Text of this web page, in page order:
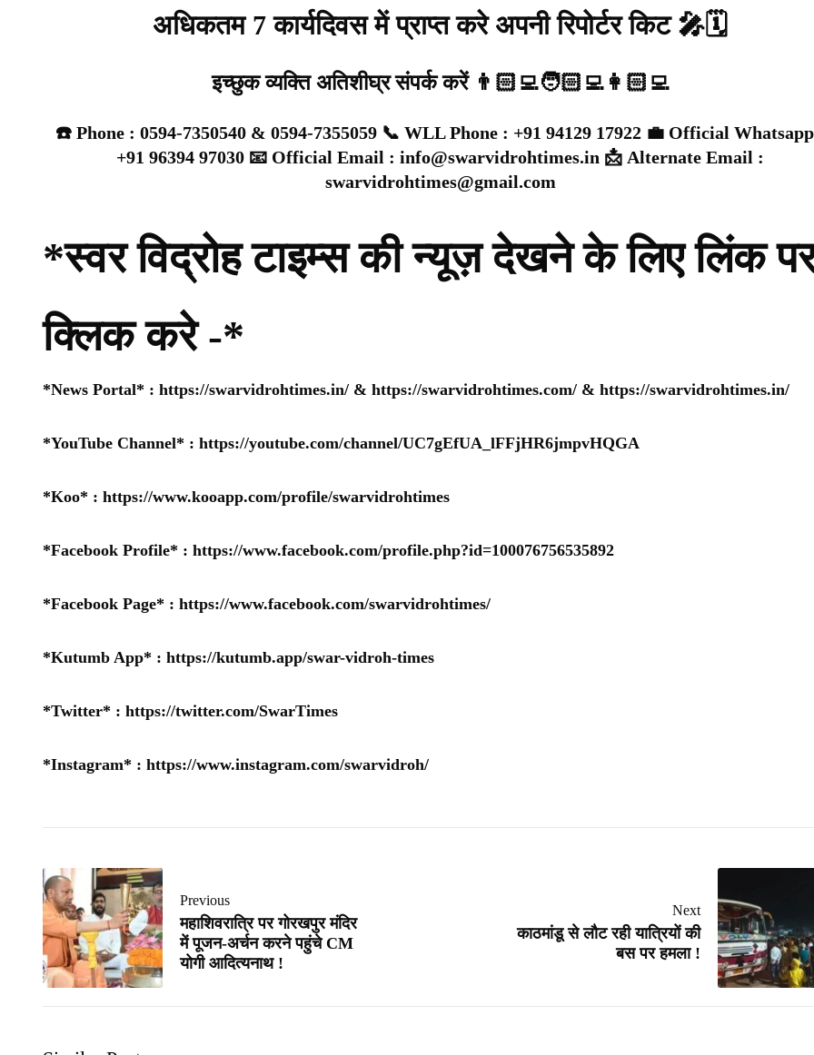
अधिकतम 7 कार्यदिवस में प्राप्त करे अपनी रिपोर्टर किट 🎤🗓️
इच्छुक व्यक्ति अतिशीघ्र संपर्क करें 👨🏻‍💻🧑🏻‍💻👩🏻‍💻
☎️ Phone : 0594-7350540 & 0594-7355059 📞 WLL Phone : +91 94129 17922 💼 Official
+91 96394 97030 📧 Official Email : info@swarvidrohtimes.in 📩 Alternate Email :
swarvidrohtimes@gmail.com
*स्वर विद्रोह टाइम्स की न्यूज़ देखने के लिए लिंक
क्लिक करे -*
*News Portal* : https://swarvidrohtimes.in/ & https://swarvidrohtimes.com/ & https://swarvidrohtimes.in/
*YouTube Channel* : https://youtube.com/channel/UC7gEfUA_lFFjHR6jmpvHQGA
*Koo* : https://www.kooapp.com/profile/swarvidrohtimes
*Facebook Profile* : https://www.facebook.com/profile.php?id=100076756535892
*Facebook Page* : https://www.facebook.com/swarvidrohtimes/
*Kutumb App* : https://kutumb.app/swar-vidroh-times
*Twitter* : https://twitter.com/SwarTimes
*Instagram* : https://www.instagram.com/swarvidroh/
Previous
महाशिवरात्रि पर गोरखपुर मंदिर
में पूजन-अर्चन करने पहुंचे CM
योगी आदित्यनाथ !
Next
काठमांडू से लौट रही यात्रियों की
बस पर हमला !